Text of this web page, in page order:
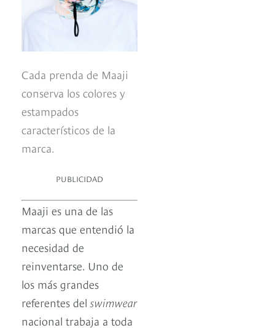
Cada prenda de Maaji
conserva los colores y
estampados
característicos de la
marca.
PUBLICIDAD
Maaji es una de las
marcas que entendió la
necesidad de
reinventarse. Uno de
los más grandes
referentes del swimwear
nacional trabaja a toda